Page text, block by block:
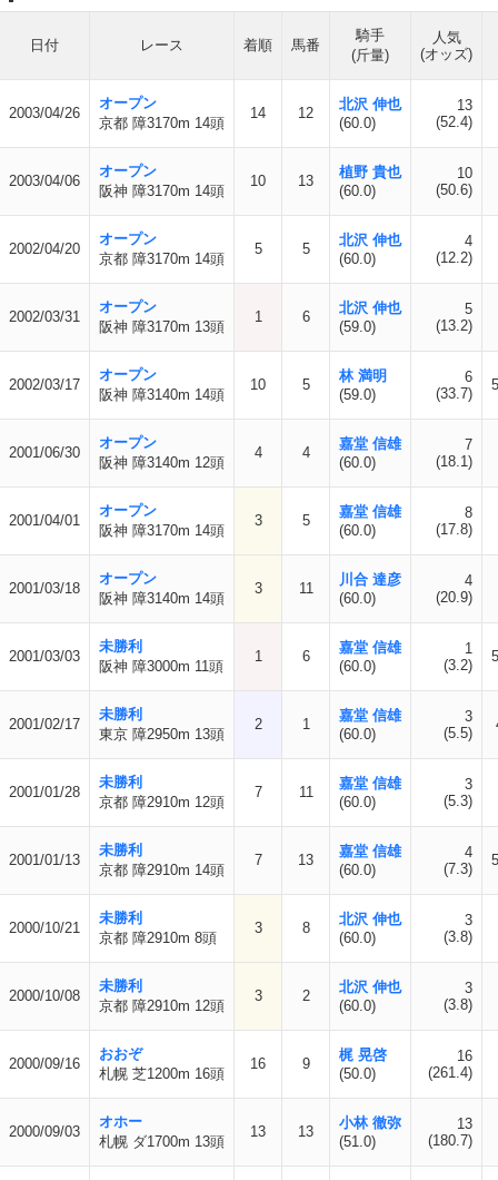
日付 レース 着順 馬番
騎手
(斤量)
人気
(オッズ)
2003/04/26
オープン
京都 障3170m 14頭
14 12
北沢 伸也
(60.0)
13
(52.4)
2003/04/06
オープン
阪神 障3170m 14頭
10 13
植野 貴也
(60.0)
10
(50.6)
2002/04/20
オープン
京都 障3170m 14頭
5 5
北沢 伸也
(60.0)
4
(12.2)
2002/03/31
オープン
阪神 障3170m 13頭
1 6
北沢 伸也
(59.0)
5
(13.2)
2002/03/17
オープン
阪神 障3140m 14頭
10 5
林 満明
(59.0)
6
(33.7)
2001/06/30
オープン
阪神 障3140m 12頭
4 4
嘉堂 信雄
(60.0)
7
(18.1)
2001/04/01
オープン
阪神 障3170m 14頭
3 5
嘉堂 信雄
(60.0)
8
(17.8)
2001/03/18
オープン
阪神 障3140m 14頭
3 11
川合 達彦
(60.0)
4
(20.9)
2001/03/03
未勝利
阪神 障3000m 11頭
1 6
嘉堂 信雄
(60.0)
1
(3.2)
2001/02/17
未勝利
東京 障2950m 13頭
2 1
嘉堂 信雄
(60.0)
3
(5.5)
2001/01/28
未勝利
京都 障2910m 12頭
7 11
嘉堂 信雄
(60.0)
3
(5.3)
2001/01/13
未勝利
京都 障2910m 14頭
7 13
嘉堂 信雄
(60.0)
4
(7.3)
2000/10/21
未勝利
京都 障2910m 8頭
3 8
北沢 伸也
(60.0)
3
(3.8)
2000/10/08
未勝利
京都 障2910m 12頭
3 2
北沢 伸也
(60.0)
3
(3.8)
2000/09/16
おおぞ
札幌 芝1200m 16頭
16 9
梶 晃啓
(50.0)
16
(261.4)
2000/09/03
オホー
札幌 ダ1700m 13頭
13 13
小林 徹弥
(51.0)
13
(180.7)